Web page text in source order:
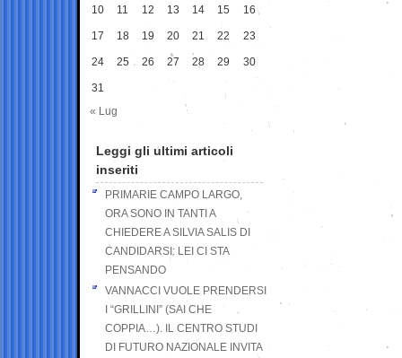
10 11 12 13 14 15 16
17 18 19 20 21 22 23
24 25 26 27 28 29 30
31
« Lug
Leggi gli ultimi articoli
inseriti
PRIMARIE CAMPO LARGO,
ORA SONO IN TANTI A
CHIEDERE A SILVIA SALIS DI
CANDIDARSI: LEI CI STA
PENSANDO
VANNACCI VUOLE PRENDERSI
I “GRILLINI” (SAI CHE
COPPIA…). IL CENTRO STUDI
DI FUTURO NAZIONALE INVITA